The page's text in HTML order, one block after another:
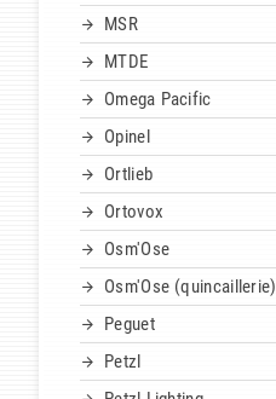
MSR
MTDE
Omega Pacific
Opinel
Ortlieb
Ortovox
Osm'Ose
Osm'Ose (quincaillerie)
Peguet
Petzl